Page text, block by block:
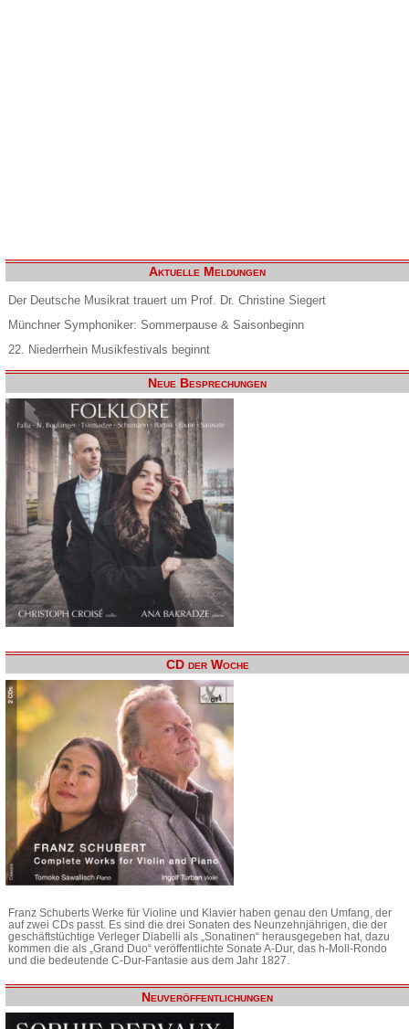
Aktuelle Meldungen
Der Deutsche Musikrat trauert um Prof. Dr. Christine Siegert
Münchner Symphoniker: Sommerpause & Saisonbeginn
22. Niederrhein Musikfestivals beginnt
Neue Besprechungen
CD der Woche
Franz Schuberts Werke für Violine und Klavier haben genau den Umfang, der
auf zwei CDs passt. Es sind die drei Sonaten des Neunzehnjährigen, die der
geschäftstüchtige Verleger Diabelli als „Sonatinen“ herausgegeben hat, dazu
kommen die als „Grand Duo“ veröffentlichte Sonate A-Dur, das h-Moll-Rondo
und die bedeutende C-Dur-Fantasie aus dem Jahr 1827.
Neuveröffentlichungen